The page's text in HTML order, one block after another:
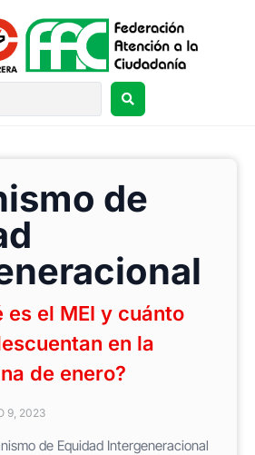
de
es el MEI y cuánto
en la
de enero?
9, 2023
de Equidad Intergeneracional